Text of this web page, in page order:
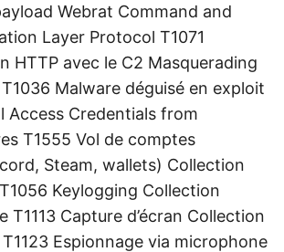
Webrat Command and
Layer Protocol T1071
HTTP avec le C2 Masquerading
Malware déguisé en exploit
Access Credentials from
T1555 Vol de comptes
Steam, wallets) Collection
Keylogging Collection
T1113 Capture d’écran Collection
Espionnage via microphone